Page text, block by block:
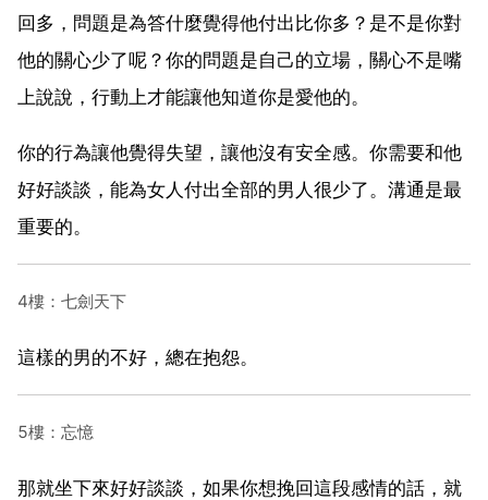
回多，問題是為答什麼覺得他付出比你多？是不是你對
他的關心少了呢？你的問題是自己的立場，關心不是嘴
上說說，行動上才能讓他知道你是愛他的。
你的行為讓他覺得失望，讓他沒有安全感。你需要和他
好好談談，能為女人付出全部的男人很少了。溝通是最
重要的。
4樓：七劍天下
這樣的男的不好，總在抱怨。
5樓：忘憶
那就坐下來好好談談，如果你想挽回這段感情的話，就